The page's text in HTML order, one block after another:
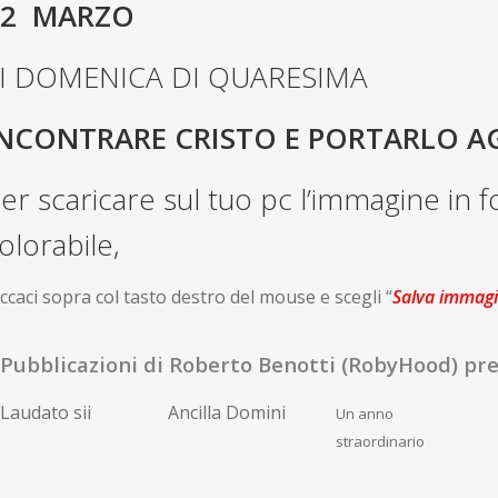
MARZO
DOMENICA DI QUARESIMA
CRISTO E PORTARLO
scaricare sul tuo pc l’immagine in
sopra col tasto destro del mouse e scegli “Salva
Pubblicazioni di Roberto Benotti (RobyHood)
Laudato sii Ancilla Domini
Un anno
straordinario